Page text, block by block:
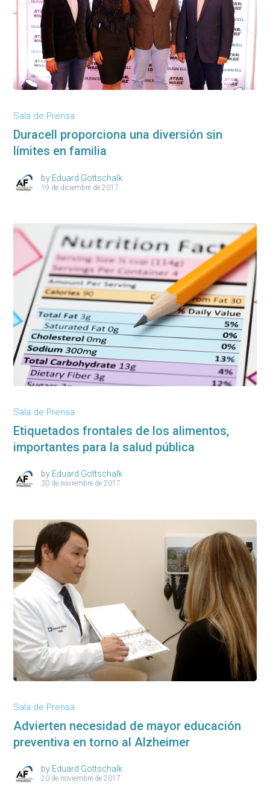
Sala de Prensa
Duracell proporciona una diversión sin
límites en familia
by Eduard Gottschalk
19 de diciembre de 2017
Sala de Prensa
Etiquetados frontales de los alimentos,
importantes para la salud pública
by Eduard Gottschalk
30 de noviembre de 2017
Sala de Prensa
Advierten necesidad de mayor educación
preventiva en torno al Alzheimer
by Eduard Gottschalk
20 de noviembre de 2017